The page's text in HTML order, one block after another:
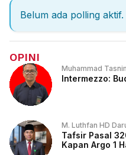
Belum ada polling aktif.
OPINI
Muhammad
Intermezzo:
M. Luthfan HD
Tafsir Pasal
Kapan Argo 1